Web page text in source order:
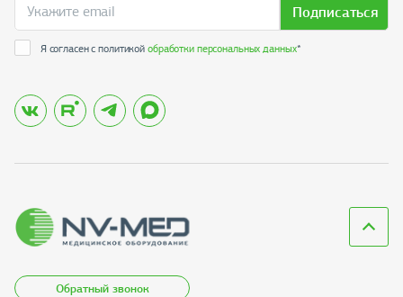
Подписаться
Я согласен с политикойобработки персональных данных*
Обратный звонок